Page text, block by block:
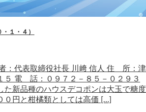
１・４）
者：代表取締役社長 川﨑 信人 住 所：津
５ 電 話：０９７２－８５－０２９３
た新品種のハウスデコポンは大玉で糖度
０円と柑橘類としては高価 […]